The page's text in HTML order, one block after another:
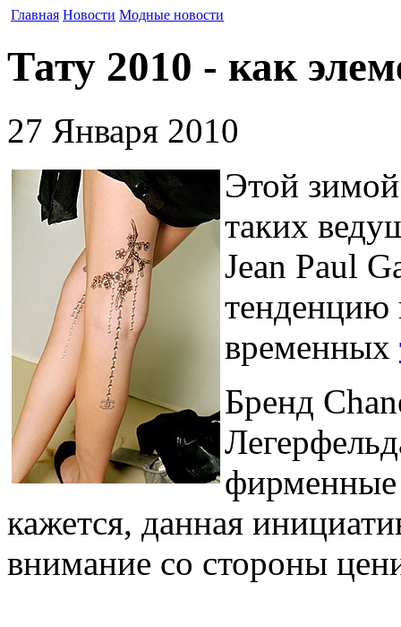
Главная Новости Модные новости
Тату 2010 - как
27 Января 2010
Этой
таких
Jean Paul
тенденцию
временных
Бренд
фирменные
кажется, данная
внимание со стороны